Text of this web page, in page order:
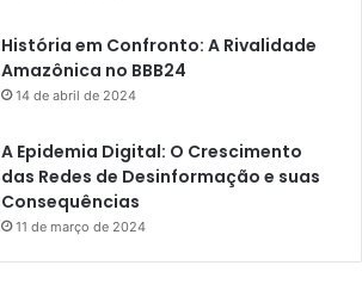
História em Confronto: A Rivalidade
Amazônica no BBB24
14 de abril de 2024
A Epidemia Digital: O Crescimento
das Redes de Desinformação e suas
Consequências
11 de março de 2024